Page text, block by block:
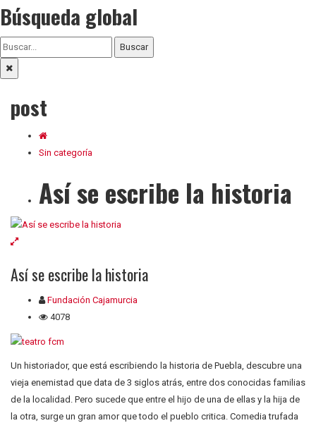
Búsqueda global
Buscar
post
Sin categoría
Así se escribe la historia
Así se escribe la historia
Fundación Cajamurcia
4078
Un historiador, que está escribiendo la historia de Puebla, descubre una
vieja enemistad que data de 3 siglos atrás, entre dos conocidas familias
de la localidad. Pero sucede que entre el hijo de una de ellas y la hija de
la otra, surge un gran amor que todo el pueblo critica. Comedia trufada